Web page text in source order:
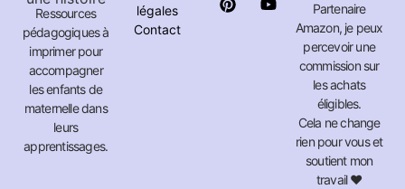
Ressources
pédagogiques à
imprimer pour
accompagner
les enfants de
maternelle dans
leurs
apprentissages.
légales
Contact
Partenaire
Amazon, je peux
percevoir une
commission sur
les achats
éligibles.
Cela ne change
rien pour vous et
soutient mon
travail ❤️